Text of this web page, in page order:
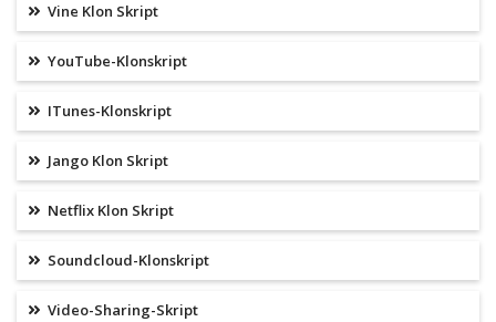
Vine Klon Skript
YouTube-Klonskript
ITunes-Klonskript
Jango Klon Skript
Netflix Klon Skript
Soundcloud-Klonskript
Video-Sharing-Skript